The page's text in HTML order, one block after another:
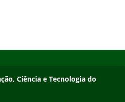
Ciência e Tecnologia do